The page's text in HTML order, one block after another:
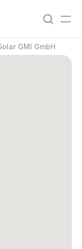
GMI GmbH